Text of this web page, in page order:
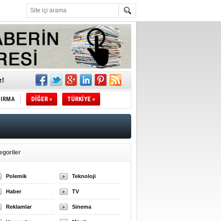
DİĞER » TÜRKİYE »
Polemik Teknoloji
Haber TV
Reklamlar Sinema